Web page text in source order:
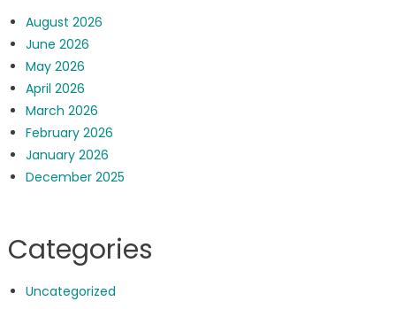
August 2026
June 2026
May 2026
April 2026
March 2026
February 2026
January 2026
December 2025
Categories
Uncategorized